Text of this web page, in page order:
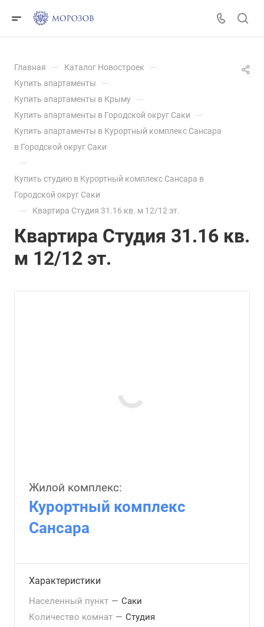
Главная — Каталог Новостроек —
Купить апартаменты —
Купить апартаменты в Крыму —
Купить апартаменты в Городской округ Саки —
Купить апартаменты в Курортный комплекс Сансара
в Городской округ Саки
—
Купить студию в Курортный комплекс Сансара в
Городской округ Саки
— Квартира Студия 31.16 кв. м 12/12 эт.
Квартира Студия 31.16 кв.
м 12/12 эт.
Жилой комплекс:
Курортный комплекс
Сансара
Характеристики
Населенный пункт — Саки
Количество комнат — Студия